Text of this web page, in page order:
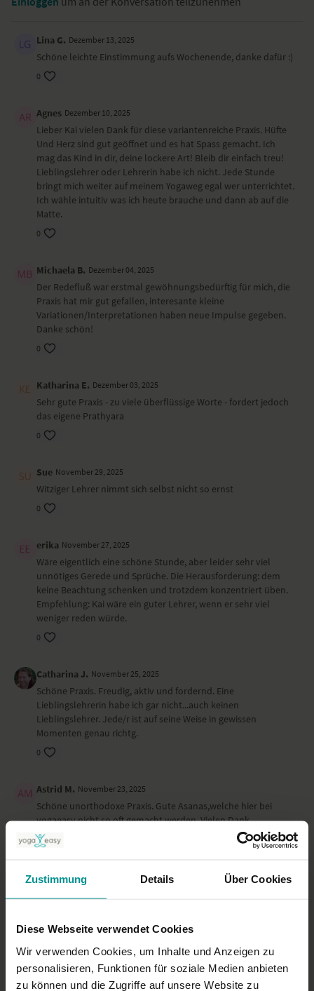
Zustimmung Details Über Cookies
Diese Webseite verwendet Cookies
Wir verwenden Cookies, um Inhalte und Anzeigen zu
personalisieren, Funktionen für soziale Medien anbieten
zu können und die Zugriffe auf unsere Website zu
meditativer Einstieg
herabschauender Hund – Adho Mucha Svanasana
stehende Vorbeuge – Uttanasana
Stuhl mit Twist – Utkatasana
hoher Ausfallschritt mit Twist
Kobra – Bhujangasana
Kindhaltung – Balasana
dreibeiniger Hund – Eka Pada Adho Mukha Svanasana
Variante Adler im Stehen
Übungen im Stand
Variante Bogen – Dhanurasana
Krieger II – Virabhadrasana II
friedvoller Krieger – Viparita Virabhadrasana
hingebungsvoller Krieger – Bhakti Virabhadrasana
seitlicher Winkel – Parsvakonasana
sitzende gegrätschte Vorbeuge – Upavistha Konasana
Schulterbrücke – Setu Bandha Sarvangasana
Beinrückseitendehnung
Variante liegender Twist – Makarasana
Happy Baby – Ananda Balasana
Shavasana
Du kräftigst deinen Körper und findest dabei Stille im Inneren.
Ort und Ausstattung
ist es möglich, dass die Video- oder Tonqualität nicht der gewohnten
YogaEasy-Qualität entspricht.
Lina G. Dezember 13, 2025
Schöne leichte Einstimmung aufs Wochenende, danke dafür :)
0
Agnes Dezember 10, 2025
Lieber Kai vielen Dank für diese variantenreiche Praxis. Hüfte
Und Herz sind gut geöffnet und es hat Spass gemacht. Ich
mag das Kind in dir, deine lockere Art! Bleib dir einfach treu!
Lieblingslehrer oder Lehrerin habe ich nicht. Jede Stunde
bringt mich weiter auf meinem Yogaweg egal wer unterrichtet.
Ich wähle intuitiv was ich heute brauche und dann ab auf die
Matte.
0
Michaela B. Dezember 04, 2025
Der Redefluß war erstmal gewöhnungsbedürftig für mich, die
Praxis hat mir gut gefallen, interesante kleine
Variationen/Interpretationen haben neue Impulse gegeben.
Danke schön!
0
Katharina E. Dezember 03, 2025
Sehr gute Praxis - zu viele überflüssige Worte - fordert jedoch
das eigene Prathyara
0
Sue November 29, 2025
Witziger Lehrer nimmt sich selbst nicht so ernst
0
erika November 27, 2025
Wäre eigentlich eine schöne Stunde, aber leider sehr viel
unnötiges Gerede und Sprüche. Die Herausforderung: dem
keine Beachtung schenken und trotzdem konzentriert üben.
Empfehlung: Kai wäre ein guter Lehrer, wenn er sehr viel
weniger reden würde.
0
Catharina J. November 25, 2025
Schöne Praxis. Freudig, aktiv und fordernd. Eine
Lieblingslehrerin habe ich gar nicht...auch keinen
Lieblingslehrer. Jede/r ist auf seine Weise in gewissen
Momenten genau richtg.
0
Astrid M. November 23, 2025
Schöne unorthodoxe Praxis. Gute Asanas,welche hier bei
yogaeasy nicht so oft gemacht werden. Vielen Dank
0
Inga H. November 22, 2025
mich teils gestört....man muss die Übungen und seinen
Körper schon gut kennen
0